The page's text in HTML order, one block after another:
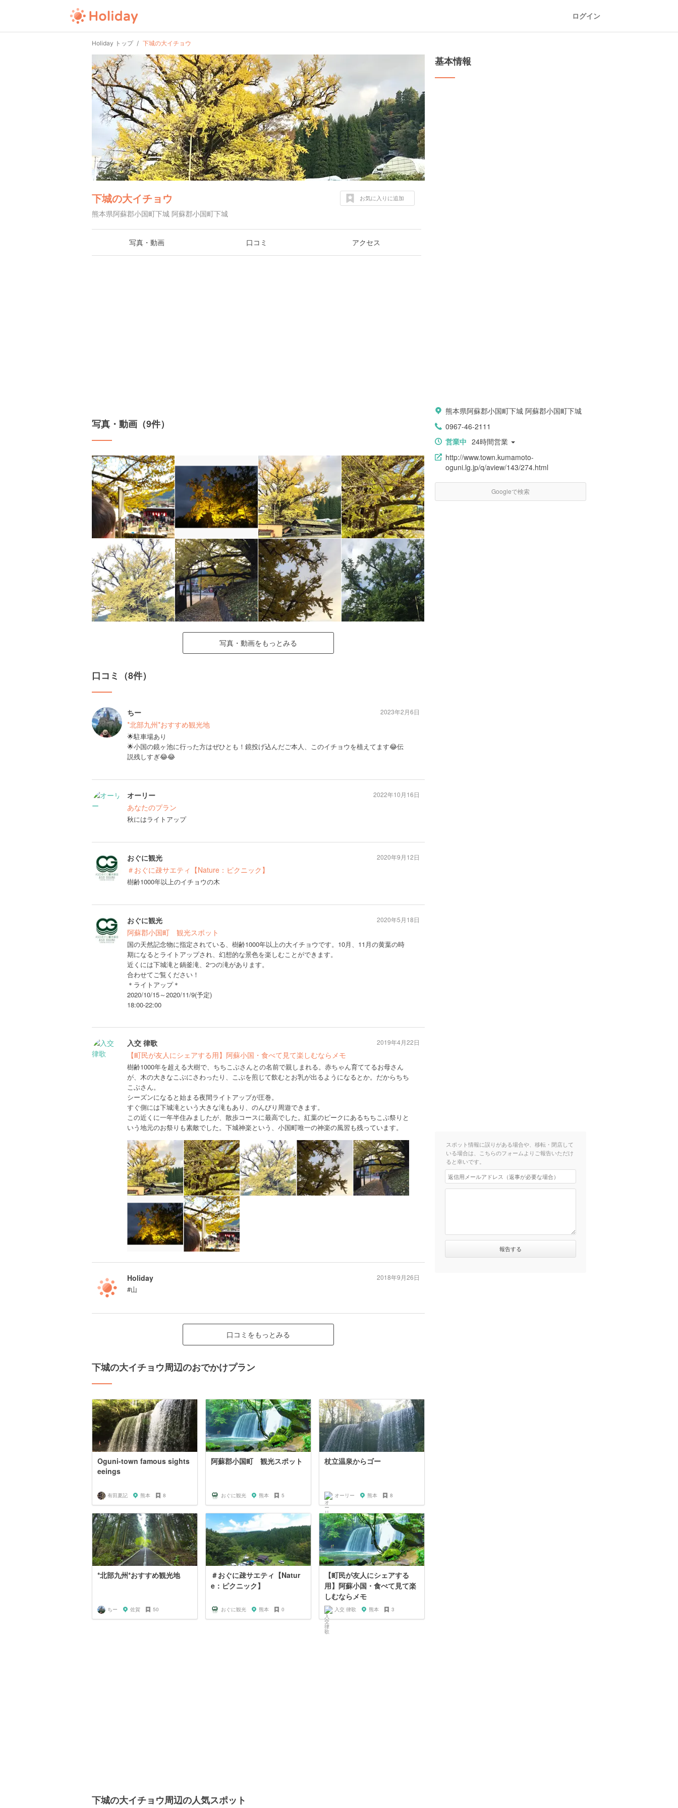
ログイン
Holiday トップ 下城の大イチョウ
下城の大イチョウ
熊本県阿蘇郡小国町下城 阿蘇郡小国町下城
お気に入りに追加
写真・動画 口コミ アクセス
写真・動画（9件）
写真・動画をもっとみる
口コミ（8件）
ちー
*北部九州*おすすめ観光地
🌟駐車場あり
🌟小国の鏡ヶ池に行った方はぜひとも！鏡投げ込んだご本人、このイチョウを植えてます😂伝
説残しすぎ😂😂
2023年2月6日
オーリー
あなたのプラン
秋にはライトアップ
2022年10月16日
おぐに観光
＃おぐに疎サエティ【Nature：ピクニック】
樹齢1000年以上のイチョウの木
2020年9月12日
おぐに観光
阿蘇郡小国町 観光スポット
国の天然記念物に指定されている、樹齢1000年以上の大イチョウです。10月、11月の黄葉の時
期になるとライトアップされ、幻想的な景色を楽しむことができます。
近くには下城滝と鍋釜滝、2つの滝があります。
合わせてご覧ください！
＊ライトアップ＊
2020/10/15～2020/11/9(予定)
18:00-22:00
2020年5月18日
入交 律歌
【町民が友人にシェアする用】阿蘇小国・食べて見て楽しむならメモ
樹齢1000年を超える大樹で、ちちこぶさんとの名前で親しまれる。赤ちゃん育ててるお母さん
が、木の大きなこぶにさわったり、こぶを煎じて飲むとお乳が出るようになるとか。だからちち
こぶさん。
シーズンになると始まる夜間ライトアップが圧巻。
すぐ側には下城滝という大きな滝もあり、のんびり周遊できます。
この近くに一年半住みましたが、散歩コースに最高でした。紅葉のピークにあるちちこぶ祭りと
いう地元のお祭りも素敵でした。下城神楽という、小国町唯一の神楽の風習も残っています。
2019年4月22日
Holiday
#山
2018年9月26日
口コミをもっとみる
下城の大イチョウ周辺のおでかけプラン
Oguni-town famous sights
eeings
有田夏記 熊本 8
阿蘇郡小国町 観光スポット
おぐに観光 熊本 5
杖立温泉からゴー
オーリー 熊本 8
*北部九州*おすすめ観光地
ちー 佐賀 50
＃おぐに疎サエティ【Natur
e：ピクニック】
おぐに観光 熊本 0
【町民が友人にシェアする
用】阿蘇小国・食べて見て楽
しむならメモ
入交 律歌 熊本 3
下城の大イチョウ周辺の人気スポット
基本情報
熊本県阿蘇郡小国町下城 阿蘇郡小国町下城
0967-46-2111
営業中 24時間営業
http://www.town.kumamoto-
oguni.lg.jp/q/aview/143/274.html
Googleで検索
スポット情報に誤りがある場合や、移転・閉店して
いる場合は、こちらのフォームよりご報告いただけ
ると幸いです。